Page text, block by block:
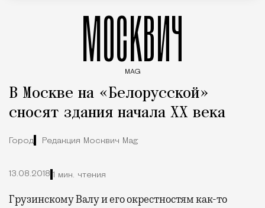
МОСКВИЧ
MAG
В Москве на «Белорусской»
сносят здания начала ХХ века
Город Редакция Москвич Mag
13.08.2018 1 мин. чтения
Грузинскому Валу и его окрестностям как-то